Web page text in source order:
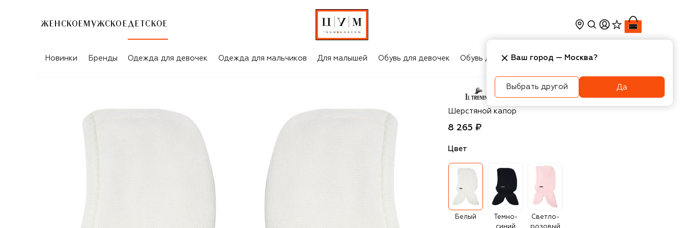
ЖЕНСКОЕ МУЖСКОЕ ДЕТСКОЕ
Новинки Бренды Одежда для девочек Одежда для мальчиков Для малышей Обувь для девочек Обувь для мальчиков Игрушки Аксесcуары
Il Trenino
Шерстяной капор
8 265 ₽
Цвет
Белый
Темно-
Светло-
Ваш город — Москва?
Выбрать другой Да